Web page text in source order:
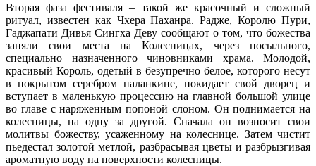
Вторая фаза фестиваля – такой же красочный и сложный
ритуал, известен как Чхера Паханра. Радже, Королю Пури,
Гаджапати Дивья Сингха Деву сообщают о том, что божества
заняли свои места на Колесницах, через посыльного,
специально назначенного чиновниками храма. Молодой,
красивый Король, одетый в безупречно белое, которого несут
в покрытом серебром паланкине, покидает свой дворец и
вступает в маленькую процессию на главной большой улице
во главе с наряженным попоной слоном. Он поднимается на
колесницы, на одну за другой. Сначала он возносит свои
молитвы божеству, усаженному на колеснице. Затем чистит
пьедестал золотой метлой, разбрасывая цветы и разбрызгивая
ароматную воду на поверхности колесницы.